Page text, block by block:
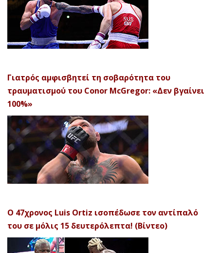
Γιατρός αμφισβητεί τη σοβαρότητα του
τραυματισμού του Conor McGregor: «Δεν βγαίνει
100%»
Ο 47χρονος Luis Ortiz ισοπέδωσε τον αντίπαλό
του σε μόλις 15 δευτερόλεπτα! (Βίντεο)